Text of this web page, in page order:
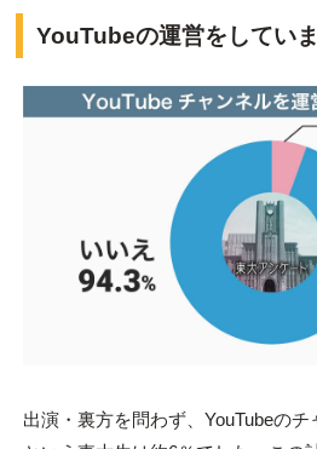
YouTubeの運営をしてい
出演・裏方を問わず、YouTubeの